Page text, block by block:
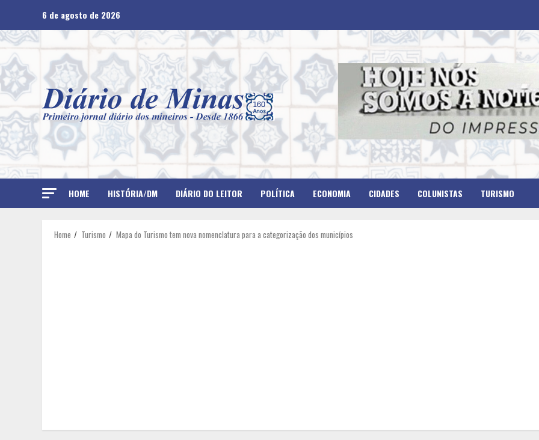
content
6 de agosto de 2026
HOME HISTÓRIA/DM DIÁRIO DO LEITOR POLÍTICA ECONOMIA CIDADES COLUNISTAS TURISMO
Home Turismo Mapa do Turismo tem nova nomenclatura para a categorização dos municípios